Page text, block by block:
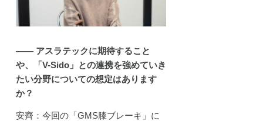
―― アスラテックに期待すること
や、「V-Sido」との連携を強めていき
たい分野についての想定はあります
か？
安齊：今回の「GMS膝ブレーキ」に